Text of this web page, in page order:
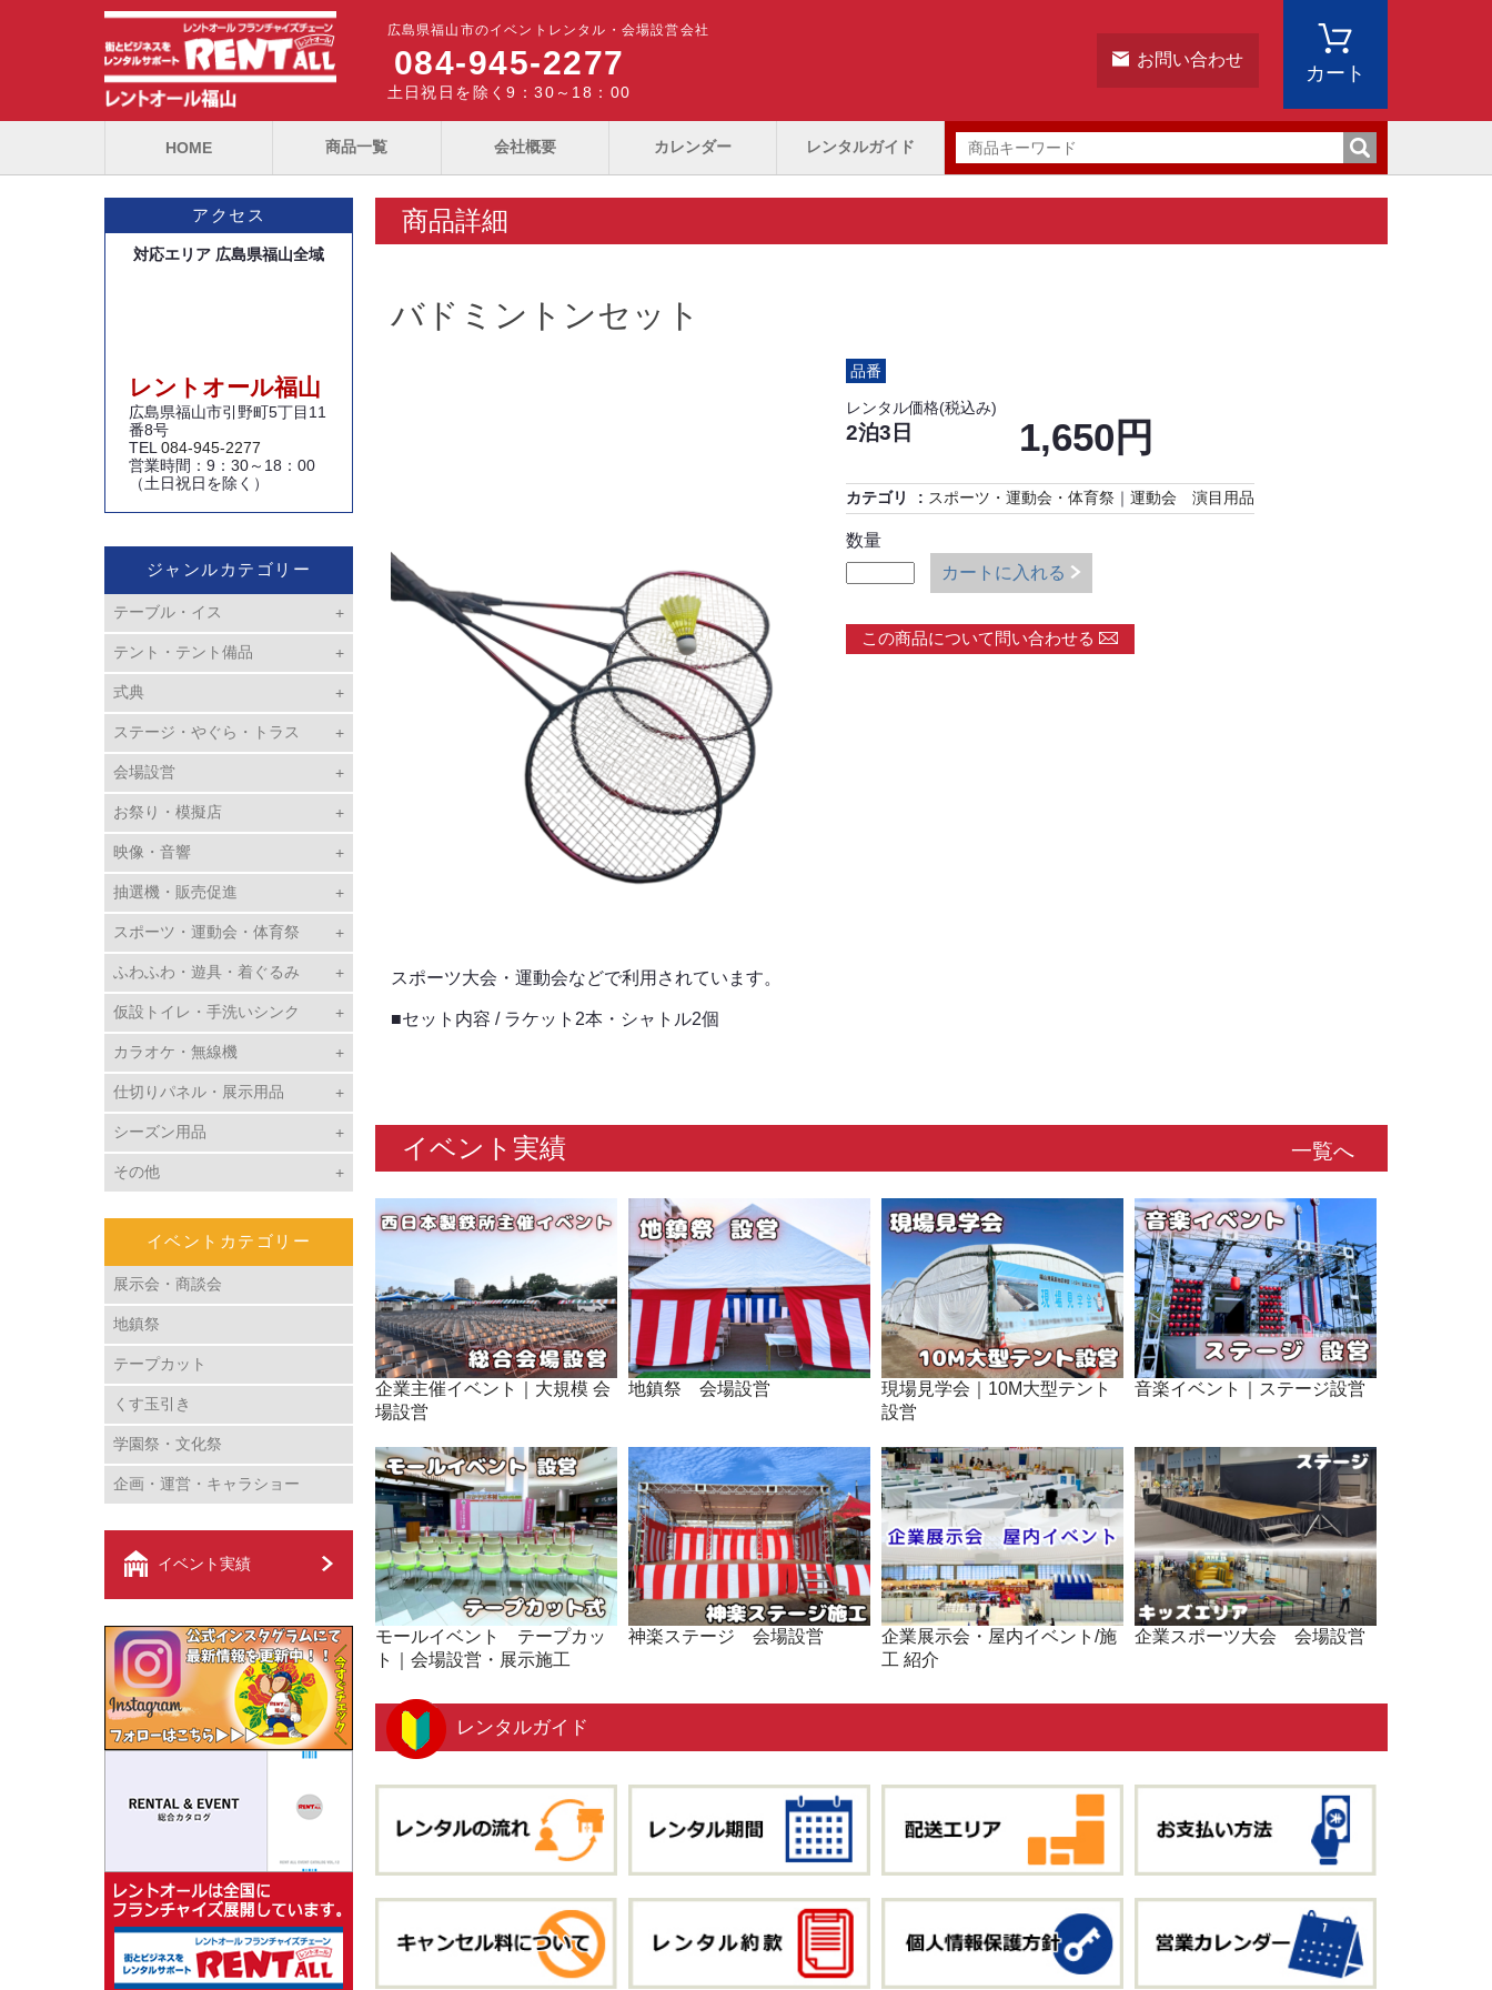
広島県福山市のイベントレンタル・会場設営会社
084-945-2277
土日祝日を除く9：30～18：00
お問い合わせ
カート
HOME 商品一覧 会社概要 カレンダー レンタルガイド
アクセス
対応エリア 広島県福山全域
レントオール福山
広島県福山市引野町5丁目11
番8号
TEL 084-945-2277
営業時間：9：30～18：00
（土日祝日を除く）
ジャンルカテゴリー
テーブル・イス
テント・テント備品
式典
ステージ・やぐら・トラス
会場設営
お祭り・模擬店
映像・音響
抽選機・販売促進
スポーツ・運動会・体育祭
ふわふわ・遊具・着ぐるみ
仮設トイレ・手洗いシンク
カラオケ・無線機
仕切りパネル・展示用品
シーズン用品
その他
イベントカテゴリー
展示会・商談会
地鎮祭
テープカット
くす玉引き
学園祭・文化祭
企画・運営・キャラショー
イベント実績
商品詳細
バドミントンセット
品番
レンタル価格(税込み)
2泊3日 1,650円
カテゴリ スポーツ・運動会・体育祭 ｜ 運動会 演目用品
数量
カートに入れる
この商品について問い合わせる
スポーツ大会・運動会などで利用されています。
■セット内容 / ラケット2本・シャトル2個
イベント実績 一覧へ
企業主催イベント｜大規模 会
場設営
地鎮祭 会場設営
現場見学会｜10M大型テント
設営
音楽イベント｜ステージ設営
モールイベント テープカッ
ト｜会場設営・展示施工
神楽ステージ 会場設営
企業展示会・屋内イベント/施
工 紹介
企業スポーツ大会 会場設営
レンタルガイド